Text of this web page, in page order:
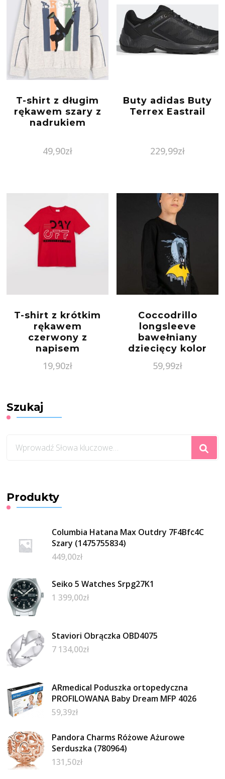
T-shirt z długim
rękawem szary z
nadrukiem
49,90zł
Buty adidas Buty
Terrex Eastrail
229,99zł
T-shirt z krótkim
rękawem
czerwony z
napisem
19,90zł
Coccodrillo
longsleeve
bawełniany
dziecięcy kolor
nadrukiem
59,99zł
Szukaj
czegoś?
Produkty
Columbia Hatana Max Outdry 7F4Bfc4C
Szary (1475755834)
449,00zł
Seiko 5 Watches Srpg27K1
1 399,00zł
Staviori Obrączka OBD4075
7 134,00zł
ARmedical Poduszka ortopedyczna
PROFILOWANA Baby Dream MFP 4026
59,39zł
Pandora Charms Różowe Ażurowe
Serduszka (780964)
131,50zł